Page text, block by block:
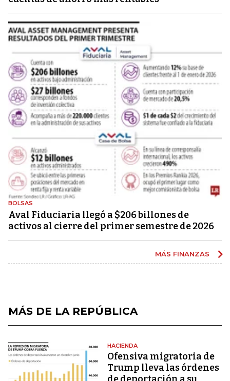
BOLSAS
Aval Fiduciaria llegó a $206 billones de
activos al cierre del primer semestre de 2026
MÁS FINANZAS
MÁS DE LA REPÚBLICA
HACIENDA
Ofensiva migratoria de
Trump lleva las órdenes
de deportación a su